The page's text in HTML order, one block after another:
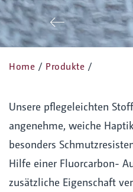
Zurück
Home / Produkte /
Unsere pflegeleichten
angenehme, weiche
besonders
Hilfe einer Fluorcarbon-
zusätzliche Eigenschaft